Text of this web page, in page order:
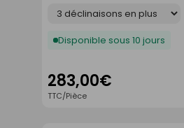
Disponible sous 10 jours
283,00€
TTC/Pièce